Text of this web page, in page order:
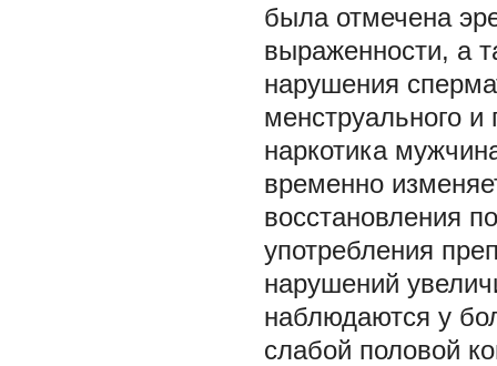
была отмечена
выраженности, а
нарушения
менструального
наркотика
временно
восстановления
употребления
нарушений
наблюдаются у
слабой половой